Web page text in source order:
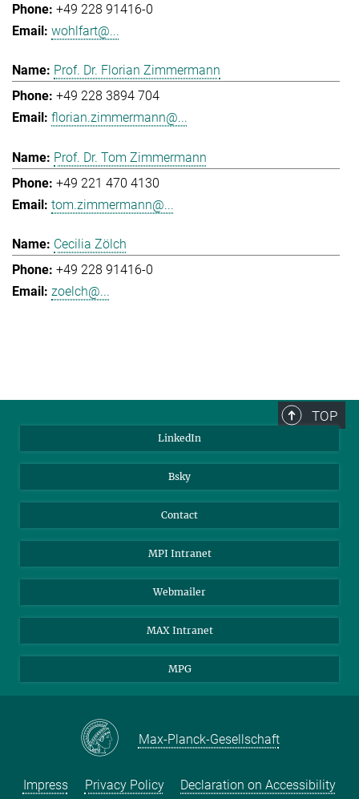
+49 228 91416-0
wohlfart@...
Prof. Dr. Florian Zimmermann
+49 228 3894 704
florian.zimmermann@...
Prof. Dr. Tom Zimmermann
+49 221 470 4130
tom.zimmermann@...
Cecilia Zölch
+49 228 91416-0
zoelch@...
TOP
LinkedIn
Bsky
Contact
MPI Intranet
Webmailer
MAX Intranet
MPG
Max-Planck-Gesellschaft
Impress Privacy Policy Declaration on Accessibility